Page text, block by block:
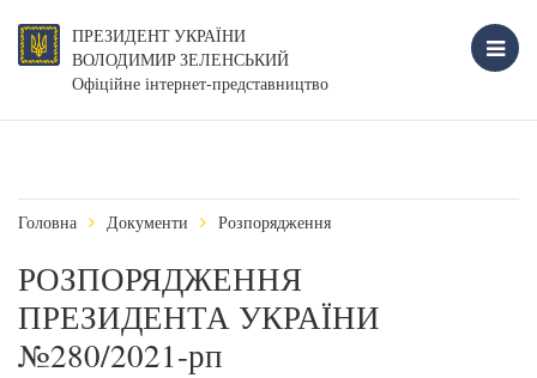
ПРЕЗИДЕНТ УКРАЇНИ
ВОЛОДИМИР ЗЕЛЕНСЬКИЙ
Офіційне інтернет-представництво
Головна Документи Розпорядження
РОЗПОРЯДЖЕННЯ
ПРЕЗИДЕНТА УКРАЇНИ
№280/2021-рп